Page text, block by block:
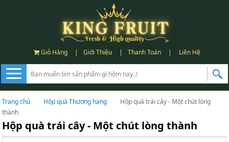
Giỏ Hàng | Giới Thiệu | Thanh Toán | Liên Hệ
Trang chủ Hộp quà Thượng hạng
Hộp quà trái cây - Một chút lòng
thành
Hộp quà trái cây - Một chút lòng thành